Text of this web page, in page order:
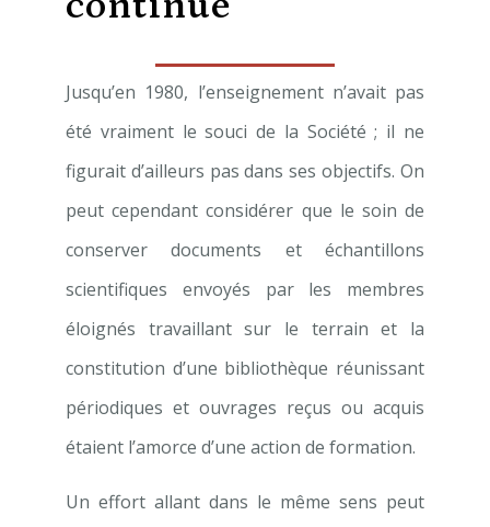
Jusqu’en 1980, l’enseignement n’avait pas
été vraiment le souci de la Société ; il ne
figurait d’ailleurs pas dans ses objectifs. On
peut cependant considérer que le soin de
conserver documents et échantillons
scientifiques envoyés par les membres
éloignés travaillant sur le terrain et la
constitution d’une bibliothèque réunissant
périodiques et ouvrages reçus ou acquis
étaient l’amorce d’une action de formation.
Un effort allant dans le même sens peut